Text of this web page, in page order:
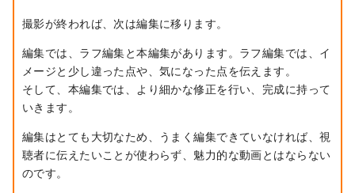
撮影が終われば、次は編集に移ります。
編集では、ラフ編集と本編集があります。ラフ編集では、イ
メージと少し違った点や、気になった点を伝えます。
そして、本編集では、より細かな修正を行い、完成に持って
いきます。
編集はとても大切なため、うまく編集できていなければ、視
聴者に伝えたいことが使わらず、魅力的な動画とはならない
のです。